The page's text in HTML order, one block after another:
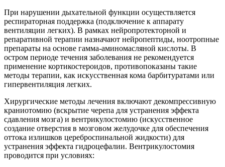
При нарушении дыхательной функции осуществляется
респираторная поддержка (подключение к аппарату
вентиляции легких). В рамках нейропротекторной и
репаративной терапии назначают нейропептиды, ноотропные
препараты на основе гамма-аминомасляной кислоты. В
остром периоде течения заболевания не рекомендуется
применение кортикостероидов, противопоказаны такие
методы терапии, как искусственная кома барбитуратами или
гипервентиляция легких.
Хирургические методы лечения включают декомпрессивную
краниотомию (вскрытие черепа для устранения эффекта
сдавления мозга) и вентрикулостомию (искусственное
создание отверстия в мозговом желудочке для обеспечения
оттока излишков цереброспинальной жидкости) для
устранения эффекта гидроцефалии. Вентрикулостомия
проводится при условиях: